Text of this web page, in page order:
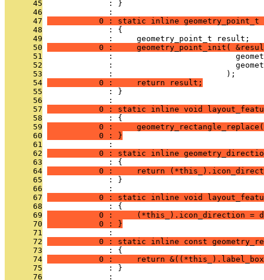
      45
              : }
      46
              :
      47
0 : static inline
      48
              : {
      49
              :     geometry_point_t result;
      50
0 :     geometry_point_init(
      51
:
      52
:
      53
              :                        );
      54
           0 :     return result;
      55
              : }
      56
              :
      57
0 : static inline void
      58
              : {
      59
0 :
      60
           0 : }
      61
              :
      62
0 : static inline
      63
              : {
      64
0 :     return
      65
              : }
      66
              :
      67
0 : static inline void
      68
              : {
      69
0 :     (*this_).icon_direction =
      70
           0 : }
      71
              :
      72
0 : static inline const
      73
              : {
      74
0 :     return
      75
              : }
      76
              :